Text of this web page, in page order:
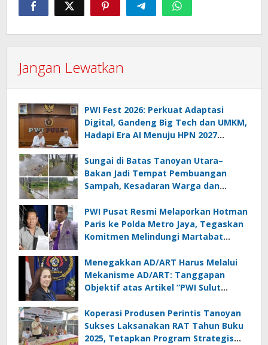
Jangan Lewatkan
PWI Fest 2026: Perkuat Adaptasi
Digital, Gandeng Big Tech dan UMKM,
Hadapi Era AI Menuju HPN 2027
Sungai di Batas Tanoyan Utara–
Bakan Jadi Tempat Pembuangan
Sampah, Kesadaran Warga dan
PWI Pusat Resmi Melaporkan Hotman
Paris ke Polda Metro Jaya, Tegaskan
Komitmen Melindungi Martabat
Menegakkan AD/ART Harus Melalui
Mekanisme AD/ART: Tanggapan
Objektif atas Artikel “PWI Sulut
Melanggar Aturan”
Koperasi Produsen Perintis Tanoyan
Sukses Laksanakan RAT Tahun Buku
2025, Tetapkan Program Strategis